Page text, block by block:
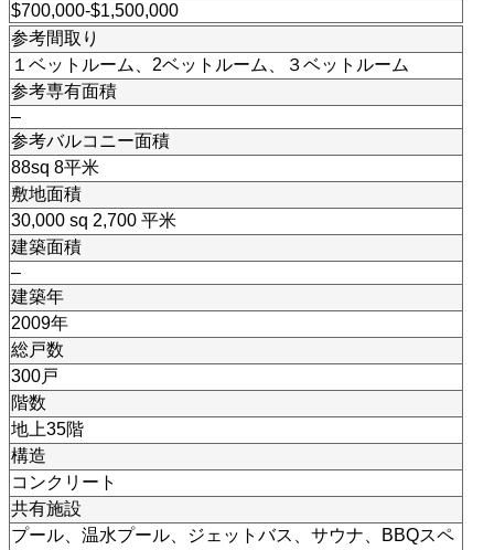
$700,000-$1,500,000
参考間取り
１ベットルーム、2ベットルーム、３ベットルーム
参考専有面積
–
参考バルコニー面積
88sq 8平米
敷地面積
30,000 sq 2,700 平米
建築面積
–
建築年
2009年
総戸数
300戸
階数
地上35階
構造
コンクリート
共有施設
プール、温水プール、ジェットバス、サウナ、BBQスペ